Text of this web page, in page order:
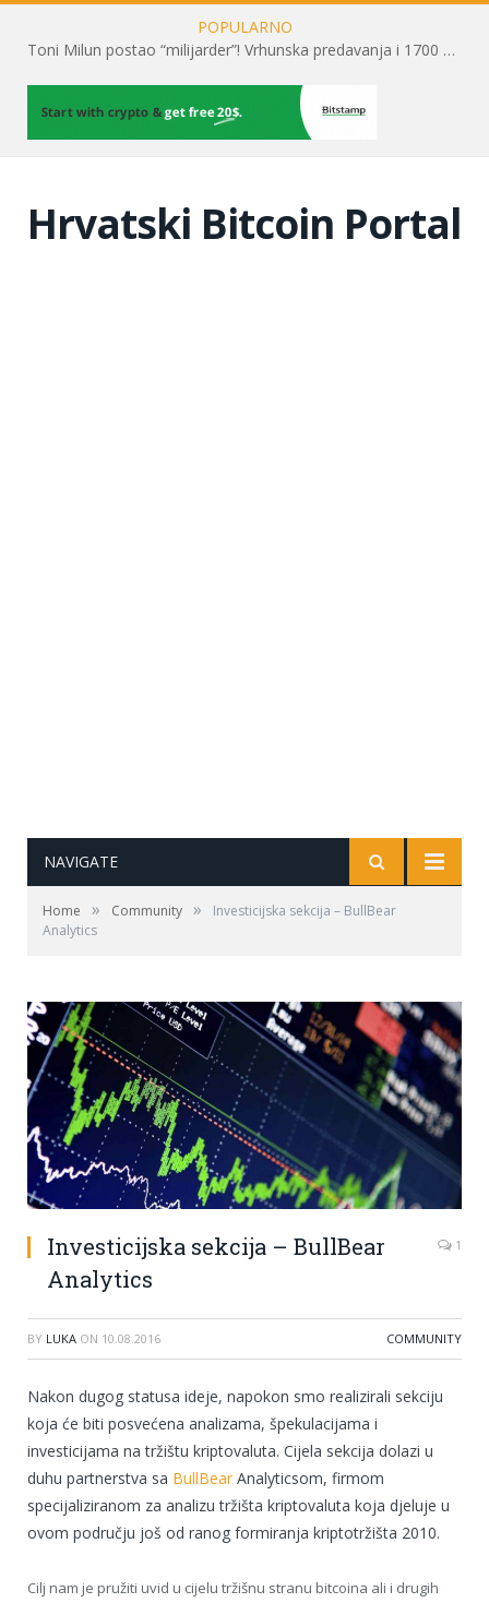
POPULARNO
Toni Milun postao “milijarder”! Vrhunska predavanja i 1700 posjetitelja obilježili su mjesec financijske pismenosti
Hrvatski Bitcoin Portal
NAVIGATE
Home » Community »
Investicijska sekcija – BullBear
Analytics
Investicijska sekcija – BullBear
Analytics
1
BY LUKA ON 10.08.2016 COMMUNITY
Nakon dugog statusa ideje, napokon smo realizirali sekciju
koja će biti posvećena analizama, špekulacijama i
investicijama na tržištu kriptovaluta. Cijela sekcija dolazi u
duhu partnerstva sa BullBear Analyticsom, firmom
specijaliziranom za analizu tržišta kriptovaluta koja djeluje u
ovom području još od ranog formiranja kriptotržišta 2010.
Cilj nam je pružiti uvid u cijelu tržišnu stranu bitcoina ali i drugih